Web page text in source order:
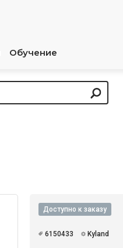
Обучение
Доступно к заказу
6150433 Kyland